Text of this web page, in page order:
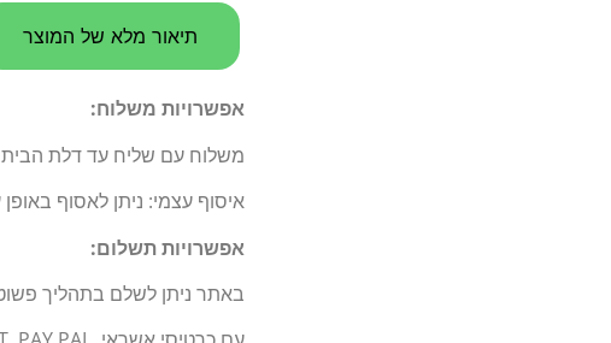
תיאור מלא של המוצר
אפשרויות משלוח:
משלוח עם שליח עד דלת הבית
איסוף עצמי: ניתן לאסוף
אפשרויות תשלום:
באתר ניתן לשלם בתהליך